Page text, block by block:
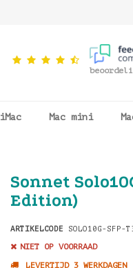
iMac Mac mini
Sonnet
Edition)
ARTIKELCODE SOLO10G-SFP-
NIET OP VOORRAAD
LEVERTIJD 3 WERKDAGEN